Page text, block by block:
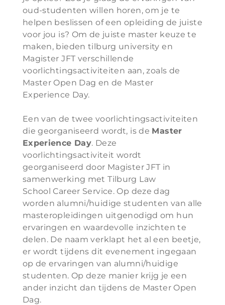
oud-studenten willen horen, om je te
helpen beslissen of een opleiding de juiste
voor jou is? Om de juiste master keuze te
maken, bieden tilburg university en
Magister JFT verschillende
voorlichtingsactiviteiten aan, zoals de
Master Open Dag en de Master
Experience Day.
Een van de twee voorlichtingsactiviteiten
die georganiseerd wordt, is de Master
Experience Day. Deze
voorlichtingsactiviteit wordt
georganiseerd door Magister JFT in
samenwerking met Tilburg Law
School Career Service. Op deze dag
worden alumni/huidige studenten van alle
masteropleidingen uitgenodigd om hun
ervaringen en waardevolle inzichten te
delen. De naam verklapt het al een beetje,
er wordt tijdens dit evenement ingegaan
op de ervaringen van alumni/huidige
studenten. Op deze manier krijg je een
ander inzicht dan tijdens de Master Open
Dag.